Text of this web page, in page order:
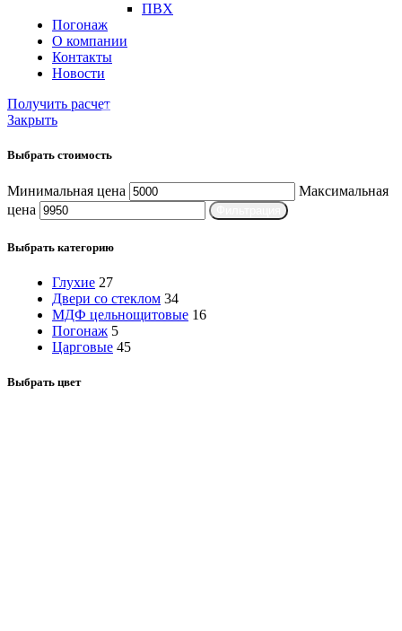
ПВХ
Погонаж
О компании
Контакты
Новости
Получить расчет
Закрыть
Выбрать стоимость
Минимальная цена
Максимальная
цена
Выбрать категорию
Глухие 27
Двери со стеклом 34
МДФ цельнощитовые 16
Погонаж 5
Царговые 45
Выбрать цвет